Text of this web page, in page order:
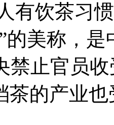
有饮茶习
的美称，
禁止官员
茶的产业